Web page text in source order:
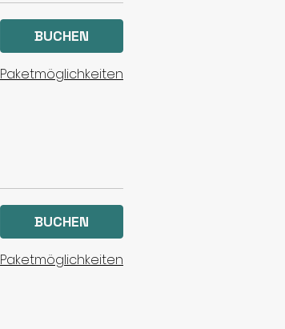
BUCHEN
Paketmöglichkeiten
BUCHEN
Paketmöglichkeiten